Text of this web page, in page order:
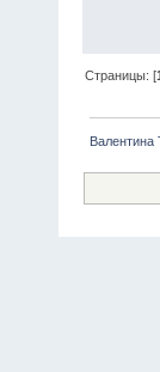
Страницы: [
Валентина